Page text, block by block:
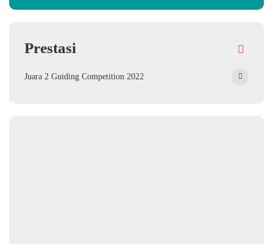
Prestasi
Juara 2 Guiding Competition 2022